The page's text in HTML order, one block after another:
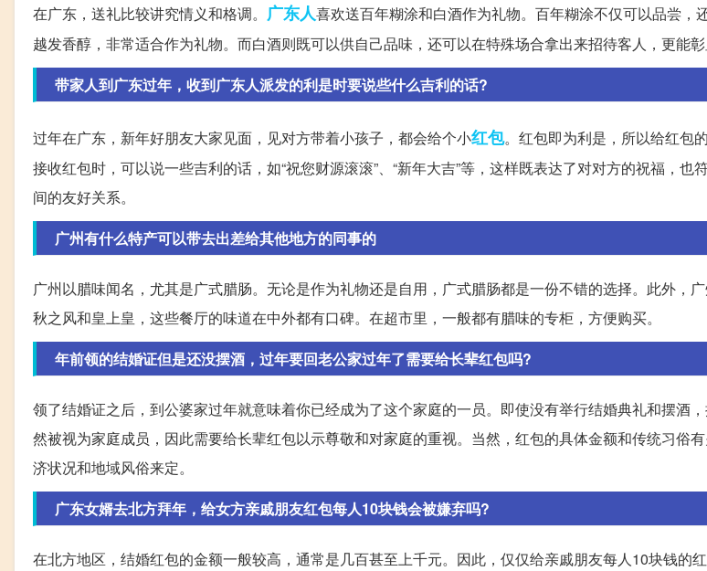
在广东，送礼比较讲究情义和格调。 广东人喜欢送百年糊涂和白酒作为礼物。百年糊涂不仅可以品尝，
越发香醇，非常适合作为礼物。而白酒则既可以供自己品味，还可以在特殊场合拿出来招待客人，更能彰
带家人到广东过年，收到广东人派发的利是时要说些什么吉利的话?
过年在广东，新年好朋友大家见面，见对方带着小孩子，都会给个小红包。红包即为利是，所以给红包
接收红包时，可以说一些吉利的话，如“祝您财源滚滚”、“新年大吉”等，这样既表达了对对方的祝福，也
间的友好关系。
广州有什么特产可以带去出差给其他地方的同事的
广州以腊味闻名，尤其是广式腊肠。无论是作为礼物还是自用，广式腊肠都是一份不错的选择。此外，
秋之风和皇上皇，这些餐厅的味道在中外都有口碑。在超市里，一般都有腊味的专柜，方便购买。
年前领的结婚证但是还没摆酒，过年要回老公家过年了需要给长辈红包吗?
领了结婚证之后，到公婆家过年就意味着你已经成为了这个家庭的一员。即使没有举行结婚典礼和摆酒
然被视为家庭成员，因此需要给长辈红包以示尊敬和对家庭的重视。当然，红包的具体金额和传统习俗
济状况和地域风俗来定。
广东女婿去北方拜年，给女方亲戚朋友红包每人10块钱会被嫌弃吗?
在北方地区，结婚红包的金额一般较高，通常是几百甚至上千元。因此，仅仅给亲戚朋友每人10块钱的